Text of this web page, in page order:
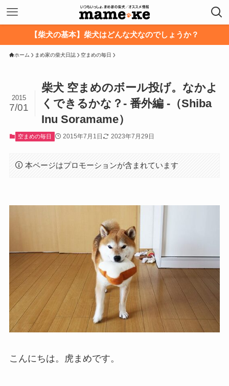
【柴犬の基本】柴犬はどんな犬なのでしょうか？
ホーム まめ家の柴犬日誌 空まめの毎日
柴犬 空まめのボール投げ。なかよ
くできるかな？- 番外編 -（Shiba
Inu Soramame）
2015
7/01
空まめの毎日 2015年7月1日 2023年7月29日
本ページはプロモーションが含まれています
こんにちは。虎まめです。